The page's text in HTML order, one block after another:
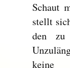
Schaut
stellt
den zu
keine